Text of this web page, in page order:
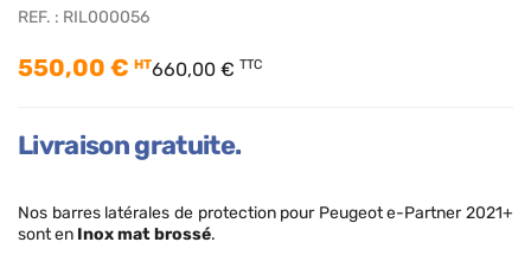
REF. : RIL000056
550,00 € HT660,00 € TTC
Livraison gratuite.
Nos barres latérales de protection pour Peugeot e-Partner 2021+
sont en Inox mat brossé.